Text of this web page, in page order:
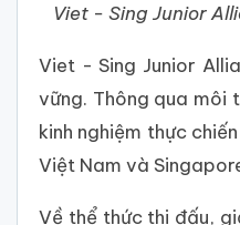
Viet - Sing Junior
Viet - Sing Junior
vững. Thông qua môi
kinh nghiệm thực
Việt Nam và
Về thể thức thi đấu,